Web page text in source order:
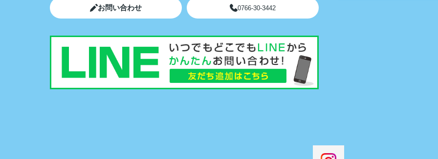
お問い合わせ 0766-30-3442